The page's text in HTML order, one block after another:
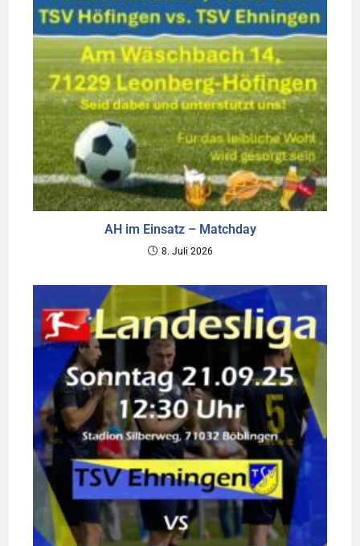
AH im Einsatz – Matchday
8. Juli 2026